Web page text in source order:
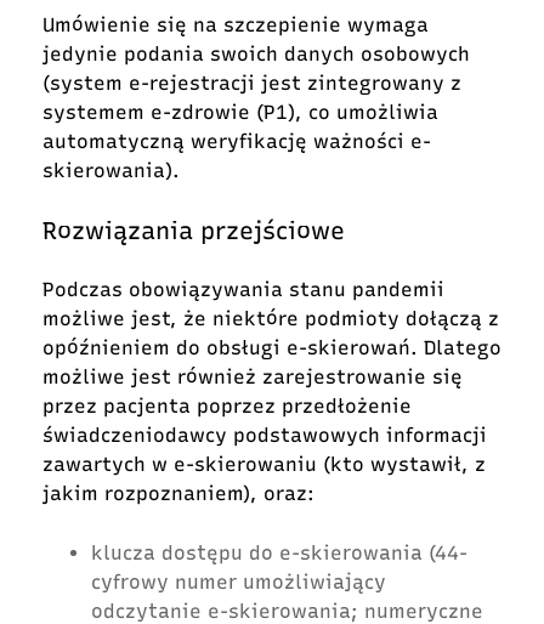
Umówienie się na szczepienie wymaga
jedynie podania swoich danych osobowych
(system e-rejestracji jest zintegrowany z
systemem e-zdrowie (P1), co umożliwia
automatyczną weryfikację ważności e-
skierowania).
Rozwiązania przejściowe
Podczas obowiązywania stanu pandemii
możliwe jest, że niektóre podmioty dołączą z
opóźnieniem do obsługi e-skierowań. Dlatego
możliwe jest również zarejestrowanie się
przez pacjenta poprzez przedłożenie
świadczeniodawcy podstawowych informacji
zawartych w e-skierowaniu (kto wystawił, z
jakim rozpoznaniem), oraz:
klucza dostępu do e-skierowania (44-
cyfrowy numer umożliwiający
odczytanie e-skierowania; numeryczne